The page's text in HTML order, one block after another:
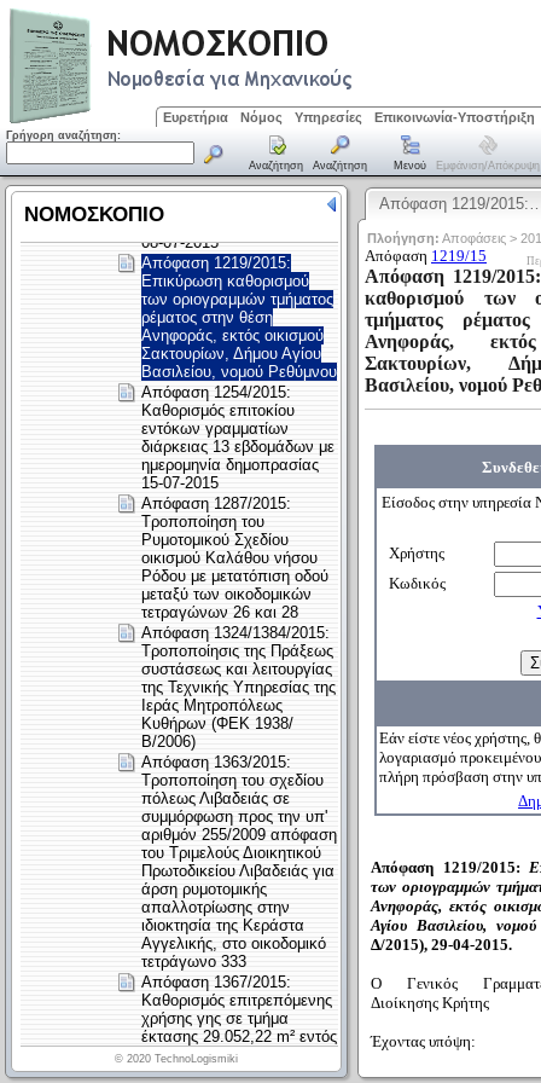
Ευρετήρια Νόμος Υπηρεσίες Επικοινωνία-Υποστήριξη
Γρήγορη αναζήτηση:
Αναζήτηση Αναζήτηση Μενού Εμφάνιση/απόκρυψη
Απόφαση 1219/